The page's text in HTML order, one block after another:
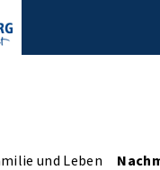
und Leben